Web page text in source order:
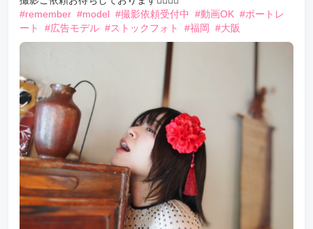
#remember #model #撮影依頼受付中 #動画OK #ポートレ
ート
#広告モデル #ストックフォト #福岡 #大阪